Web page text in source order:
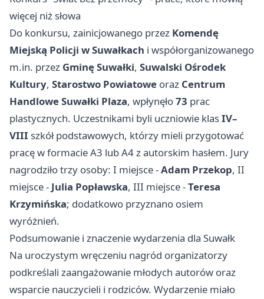
więcej niż słowa
Do konkursu, zainicjowanego przez Komendę
Miejską Policji w Suwałkach i współorganizowanego
m.in. przez Gminę Suwałki, Suwalski Ośrodek
Kultury, Starostwo Powiatowe oraz Centrum
Handlowe Suwałki Plaza, wpłynęło73 prac
plastycznych. Uczestnikami byli uczniowie klasIV–
VIII szkół podstawowych, którzy mieli przygotować
pracę w formacie A3 lub A4 z autorskim hasłem. Jury
nagrodziło trzy osoby: I miejsce -Adam Przekop, II
miejsce - Julia Popławska, III miejsce -Teresa
Krzymińska; dodatkowo przyznano osiem
wyróżnień.
Podsumowanie i znaczenie wydarzenia dla Suwałk
Na uroczystym wręczeniu nagród organizatorzy
podkreślali zaangażowanie młodych autorów oraz
wsparcie nauczycieli i rodziców. Wydarzenie miało